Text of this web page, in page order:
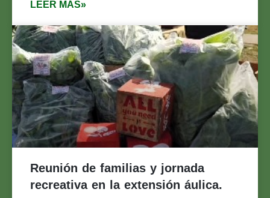
LEER MÁS»
Reunión de familias y jornada
recreativa en la extensión áulica.